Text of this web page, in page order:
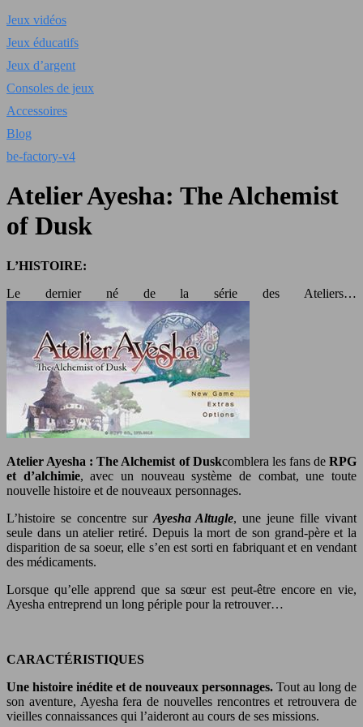
Jeux vidéos
Jeux éducatifs
Jeux d’argent
Consoles de jeux
Accessoires
Blog
be-factory-v4
Atelier Ayesha: The Alchemist
of Dusk
L’HISTOIRE:
Le dernier né de la série des Ateliers…
Atelier Ayesha : The Alchemist of Duskcomblera les fans deRPG
et d’alchimie, avec un nouveau système de combat, une toute
nouvelle histoire et de nouveaux personnages.
L’histoire se concentre surAyesha Altugle, une jeune fille vivant
seule dans un atelier retiré. Depuis la mort de son grand-père et la
disparition de sa soeur, elle s’en est sorti en fabriquant et en vendant
des médicaments.
Lorsque qu’elle apprend que sa sœur est peut-être encore en vie,
Ayesha entreprend un long périple pour la retrouver…
CARACTÉRISTIQUES
Une histoire inédite et de nouveaux personnages. Tout au long de
son aventure, Ayesha fera de nouvelles rencontres et retrouvera de
vieilles connaissances qui l’aideront au cours de ses missions.